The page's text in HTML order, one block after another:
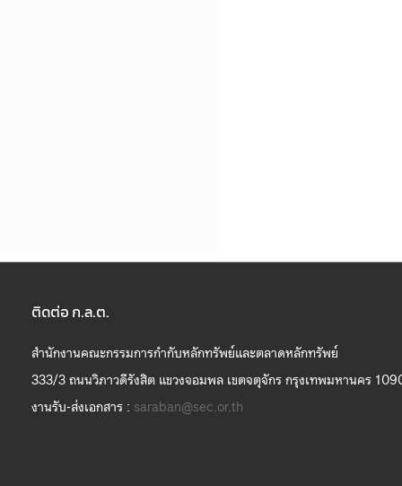
ติดต่อ ก.ล.ต.
สำนักงานคณะกรรมการกำกับหลักทรัพย์และตลาดหลักทรัพย์
333/3 ถนนวิภาวดีรังสิต แขวงจอมพล เขตจตุจักร กรุงเทพมหานคร
งานรับ-ส่งเอกสาร : saraban@sec.or.th